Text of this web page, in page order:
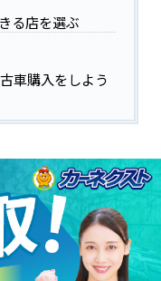
る店を選ぶ
車購入をしよう